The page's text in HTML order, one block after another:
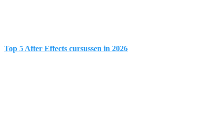
Top 5 After Effects cursussen in 2026